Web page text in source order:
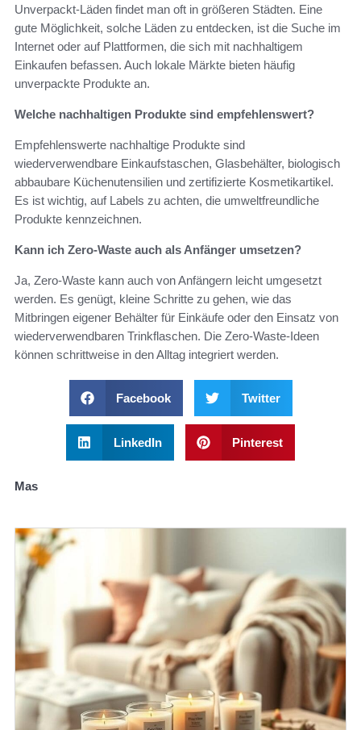
Unverpackt-Läden findet man oft in größeren Städten. Eine
gute Möglichkeit, solche Läden zu entdecken, ist die Suche im
Internet oder auf Plattformen, die sich mit nachhaltigem
Einkaufen befassen. Auch lokale Märkte bieten häufig
unverpackte Produkte an.
Welche nachhaltigen Produkte sind empfehlenswert?
Empfehlenswerte nachhaltige Produkte sind
wiederverwendbare Einkaufstaschen, Glasbehälter, biologisch
abbaubare Küchenutensilien und zertifizierte Kosmetikartikel.
Es ist wichtig, auf Labels zu achten, die umweltfreundliche
Produkte kennzeichnen.
Kann ich Zero-Waste auch als Anfänger umsetzen?
Ja, Zero-Waste kann auch von Anfängern leicht umgesetzt
werden. Es genügt, kleine Schritte zu gehen, wie das
Mitbringen eigener Behälter für Einkäufe oder den Einsatz von
wiederverwendbaren Trinkflaschen. Die Zero-Waste-Ideen
können schrittweise in den Alltag integriert werden.
Facebook Twitter
LinkedIn Pinterest
Mas